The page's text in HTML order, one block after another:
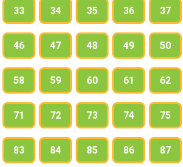
33 34 35 36 37
46 47 48 49 50
58 59 60 61 62
71 72 73 74 75
83 84 85 86 87